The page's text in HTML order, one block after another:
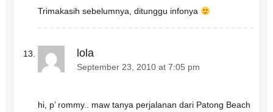
Trimakasih sebelumnya, ditunggu infonya
lola
September 23, 2010 at 7:05 pm
hi, p’ rommy.. maw tanya perjalanan dari Patong Beach